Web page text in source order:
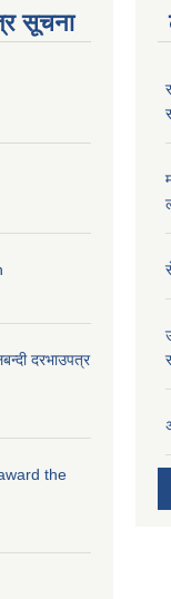
सूचना
दरभाउपत्र
the